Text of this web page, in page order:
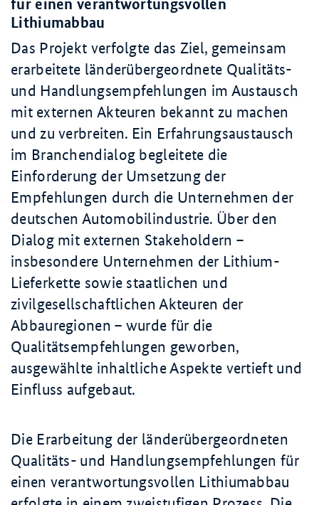
für einen verantwortungsvollen
Lithiumabbau
Das Projekt verfolgte das Ziel, gemeinsam
erarbeitete länderübergeordnete Qualitäts-
und Handlungsempfehlungen im Austausch
mit externen Akteuren bekannt zu machen
und zu verbreiten. Ein Erfahrungsaustausch
im Branchendialog begleitete die
Einforderung der Umsetzung der
Empfehlungen durch die Unternehmen der
deutschen Automobilindustrie. Über den
Dialog mit externen Stakeholdern –
insbesondere Unternehmen der Lithium-
Lieferkette sowie staatlichen und
zivilgesellschaftlichen Akteuren der
Abbauregionen – wurde für die
Qualitätsempfehlungen geworben,
ausgewählte inhaltliche Aspekte vertieft und
Einfluss aufgebaut.
Die Erarbeitung der länderübergeordneten
Qualitäts- und Handlungsempfehlungen für
einen verantwortungsvollen Lithiumabbau